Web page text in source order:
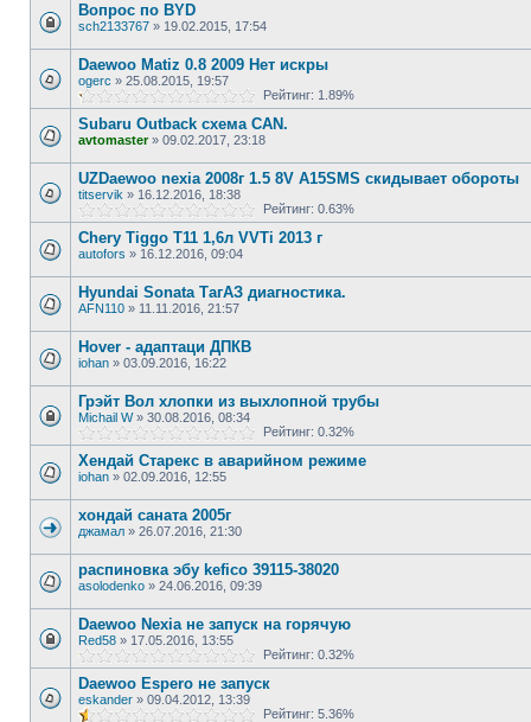
Вопрос по BYD
sch2133767 » 19.02.2015, 17:54
Daewoo Matiz 0.8 2009 Нет искры
ogerc » 25.08.2015, 19:57
Рейтинг: 1.89%
Subaru Outback схема CAN.
avtomaster» 09.02.2017, 23:18
UZDaewoo nexia 2008г 1.5 8V A15SMS скидывает обороты
titservik » 16.12.2016, 18:38
Рейтинг: 0.63%
Chery Tiggo T11 1,6л VVTi 2013 г
autofors » 16.12.2016, 09:04
Hyundai Sonata ТагАЗ диагностика.
AFN110 » 11.11.2016, 21:57
Hover - адаптаци ДПКВ
iohan » 03.09.2016, 16:22
Грэйт Вол хлопки из выхлопной трубы
Michail W» 30.08.2016, 08:34
Рейтинг: 0.32%
Хендай Старекс в аварийном режиме
iohan » 02.09.2016, 12:55
хондай саната 2005г
джамал » 26.07.2016, 21:30
распиновка эбу kefico 39115-38020
asolodenko » 24.06.2016, 09:39
Daewoo Nexia не запуск на горячую
Red58 » 17.05.2016, 13:55
Рейтинг: 0.32%
Daewoo Espero не запуск
eskander » 09.04.2012, 13:39
Рейтинг: 5.36%